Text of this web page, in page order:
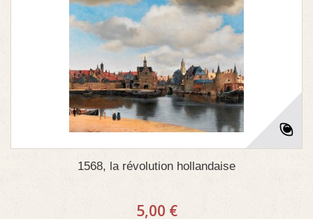
1568, la révolution hollandaise
5,00 €